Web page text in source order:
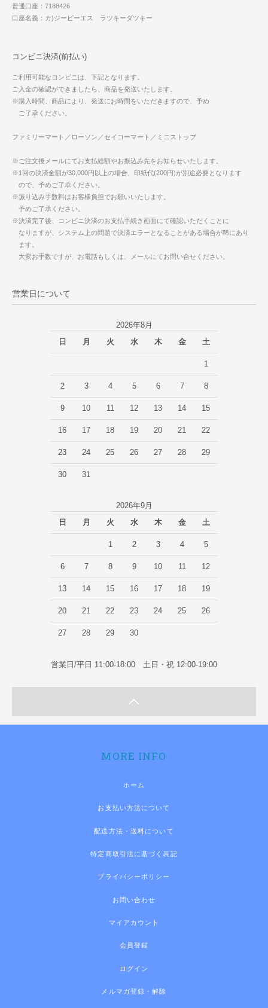
普通口座：7188426
口座名義：カ)ジーピーエス ラツキーダツキー
コンビニ決済(前払い)
ご利用可能なコンビニは、下記となります。
ご入金の確認ができましたら、商品を発送いたします。
※購入時間、商品により、発送にお時間をいただきますので、予め
ご了承ください。
ファミリーマート／ローソン／セイコーマート／ミニストップ
※ご注文後メールにてお支払総額やお振込み先をお知らせいたします。
※1回の決済金額が30,000円以上の場合、印紙代(200円)が別途必要となります
ので、予めご了承ください。
※振り込み手数料はお客様負担でお願いいたします。
予めご了承ください。
※決済完了後、コンビニ決済のお支払手続き画面にて確認いただくことに
なりますが、システム上の問題で決済エラーとなることがある場合が稀にあり
ます。
大変お手数ですが、お電話もしくは、メールにてお問い合せください。
営業日について
2026年8月
日
月 火 水 木 金 土
1
2 3 4 5 6 7 8
9 10 11 12 13 14 15
16 17 18 19 20 21 22
23 24 25 26 27 28 29
30 31
2026年9月
日
月 火 水 木 金 土
1 2 3 4 5
6 7 8 9 10 11 12
13 14 15 16 17 18 19
20 21 22 23 24 25 26
27 28 29 30
営業日/平日 11:00-18:00 土日・祝 12:00-19:00
MORE INFO
ホーム
お支払い方法について
配送方法・送料について
特定商取引法に基づく表記
プライバシーポリシー
お問い合わせ
マイアカウント
会員登録
ログイン
メルマガ登録・解除